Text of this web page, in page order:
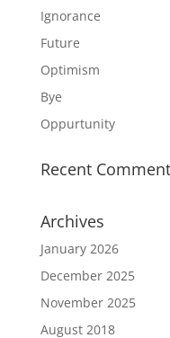
Ignorance
Future
Optimism
Bye
Oppurtunity
Recent
Archives
January 2026
December 2025
November 2025
August 2018